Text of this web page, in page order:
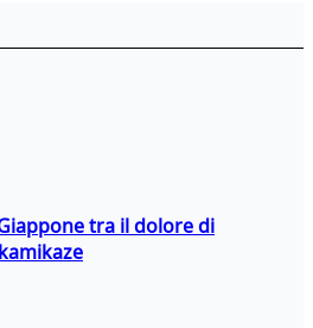
tra il dolore di